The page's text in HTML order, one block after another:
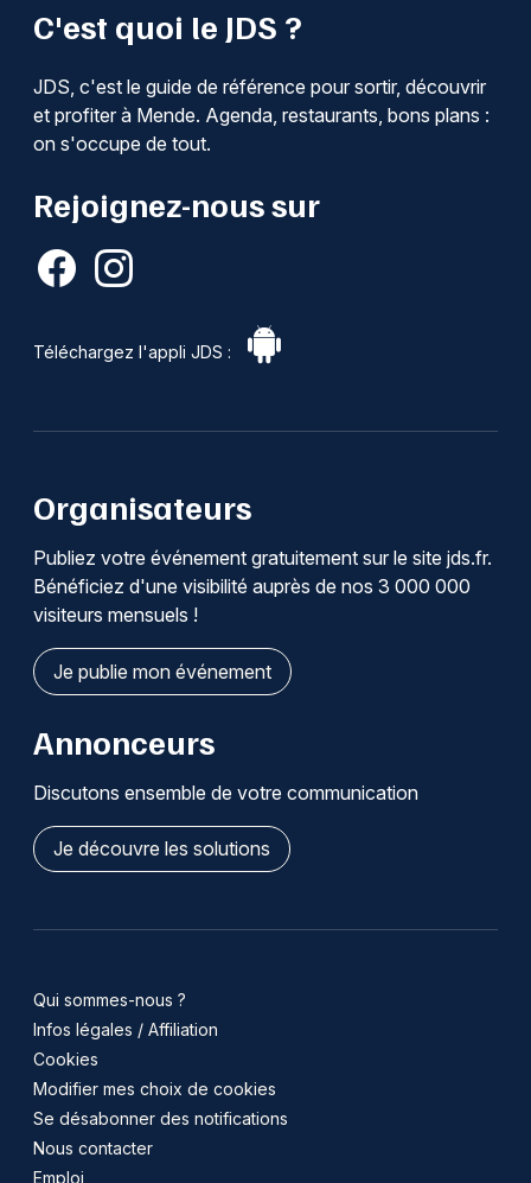
C'est quoi le JDS ?
JDS, c'est le guide de référence pour sortir, découvrir
et profiter à Mende. Agenda, restaurants, bons plans :
on s'occupe de tout.
Rejoignez-nous sur
Téléchargez l'appli JDS :
Organisateurs
Publiez votre événement gratuitement sur le site jds.fr.
Bénéficiez d'une visibilité auprès de nos 3 000 000
visiteurs mensuels !
Je publie mon événement
Annonceurs
Discutons ensemble de votre communication
Je découvre les solutions
Qui sommes-nous ?
Infos légales / Affiliation
Cookies
Modifier mes choix de cookies
Se désabonner des notifications
Nous contacter
Emploi